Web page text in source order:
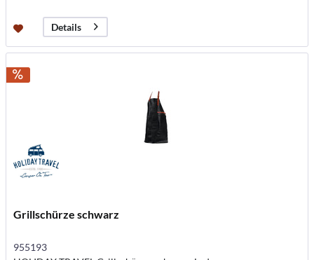
Details
Grillschürze schwarz
955193